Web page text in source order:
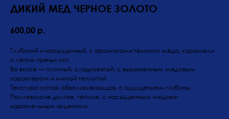
ДИКИЙ МЕД ЧЕРНОЕ ЗОЛОТО
600,00 р.
Глубокий и насыщенный, с ароматами тёмного мёда, карамели
и лёгких пряных нот.
Во вкусе — плотный, сладковатый, с выраженным медовым
характером и мягкой теплотой.
Текстура густая, обволакивающая, с ощущением глубины.
Послевкусие долгое, тёплое, с насыщенным медово-
карамельным акцентом.